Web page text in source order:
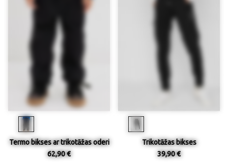
Termo bikses ar trikotāžas oderi
62,90 €
Trikotāžas bikses
39,90 €